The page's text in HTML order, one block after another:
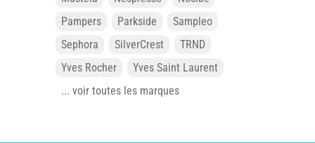
Pampers
Parkside
Sampleo
Sephora
SilverCrest
TRND
Yves Rocher
Yves Saint Laurent
... voir toutes les marques